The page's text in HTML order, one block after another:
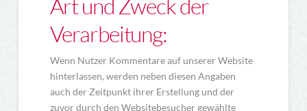
Art und Zweck der
Verarbeitung:
Wenn Nutzer Kommentare auf unserer Website
hinterlassen, werden neben diesen Angaben
auch der Zeitpunkt ihrer Erstellung und der
zuvor durch den Websitebesucher gewählte